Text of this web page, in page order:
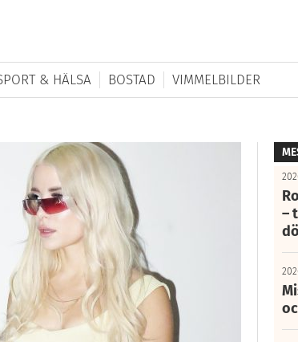
& HÄLSA BOSTAD VIMMELBILDER
–